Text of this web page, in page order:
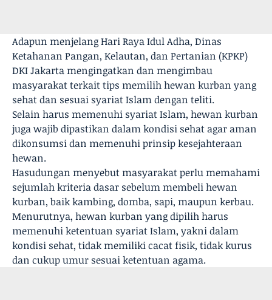
Adapun menjelang Hari Raya Idul Adha, Dinas
Ketahanan Pangan, Kelautan, dan Pertanian (KPKP)
DKI Jakarta mengingatkan dan mengimbau
masyarakat terkait tips memilih hewan kurban yang
sehat dan sesuai syariat Islam dengan teliti.
Selain harus memenuhi syariat Islam, hewan kurban
juga wajib dipastikan dalam kondisi sehat agar aman
dikonsumsi dan memenuhi prinsip kesejahteraan
hewan.
Hasudungan menyebut masyarakat perlu memahami
sejumlah kriteria dasar sebelum membeli hewan
kurban, baik kambing, domba, sapi, maupun kerbau.
Menurutnya, hewan kurban yang dipilih harus
memenuhi ketentuan syariat Islam, yakni dalam
kondisi sehat, tidak memiliki cacat fisik, tidak kurus
dan cukup umur sesuai ketentuan agama.